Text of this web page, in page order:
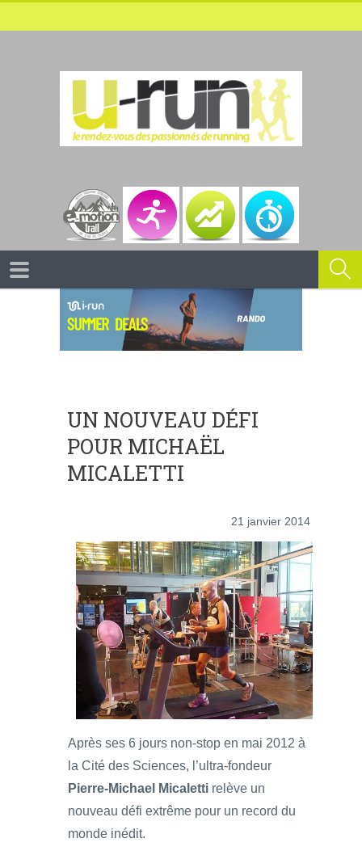
UN NOUVEAU DÉFI
POUR MICHAËL
MICALETTI
21 janvier 2014
Après ses 6 jours non-stop en mai 2012 à
la Cité des Sciences, l’ultra-fondeur
Pierre-Michael Micaletti relève un
nouveau défi extrême pour un record du
monde inédit.